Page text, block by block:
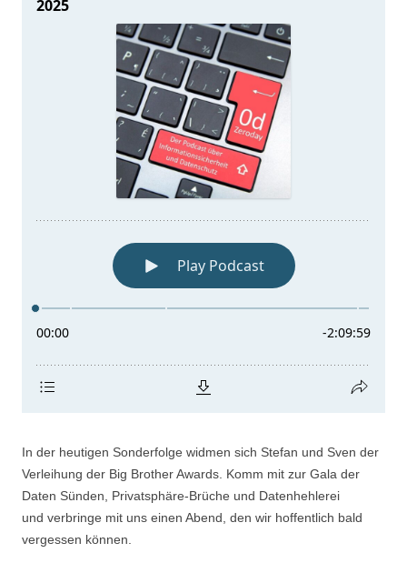
In der heutigen Sonderfolge widmen sich Stefan und Sven der
Verleihung der Big Brother Awards. Komm mit zur Gala der
Daten Sünden, Privatsphäre-Brüche und Datenhehlerei
und verbringe mit uns einen Abend, den wir hoffentlich bald
vergessen können.